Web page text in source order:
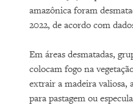
amazônica foram
2022, de acordo com
Em áreas desmatadas,
colocam fogo na
extrair a madeira valiosa,
para pastagem ou